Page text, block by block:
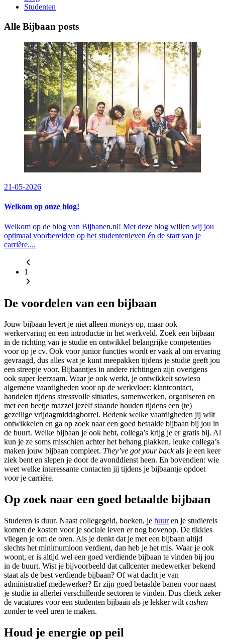
Studenten
Alle Bijbaan posts
21-05-2026
Welkom op onze blog!
Welkom op de blog van Bijbanen.nl! Met deze blog willen wij jou
optimaal voorbereiden op het studentenleven én de start van je
carrière....
1
De voordelen van een bijbaan
Jouw bijbaan levert je niet alleen moneys op, maar ook
werkervaring en een introductie in het werkveld. Zoek een bijbaan
in de richting van je studie en ontwikkel belangrijke competenties
voor op je cv. Ook voor junior functies wordt er vaak al om ervaring
gevraagd, dus alles wat je kunt meepakken tijdens je studie geeft jou
een streepje voor. Bijbaantjes in andere richtingen zijn overigens
ook super leerzaam. Waar je ook werkt, je ontwikkelt sowieso
algemene vaardigheden voor op de werkvloer: klantcontact,
handelen tijdens stressvolle situaties, samenwerken, organiseren en
met een beetje mazzel jezelf staande houden tijdens een (te)
gezellige vrijdagmiddagborrel. Bedenk welke vaardigheden jij wilt
ontwikkelen en ga op zoek naar een goed betaalde bijbaan bij jou in
de buurt. Welke bijbaan je ook hebt, collega’s krijg je er gratis bij. Al
kun je ze soms misschien achter het behang plakken, leuke collega’s
maken jouw bijbaan compleet. They’ve got your backals je een keer
ziek bent en slepen je door de avonddienst heen. En bovendien: wie
weet welke interessante contacten jij tijdens je bijbaantje opdoet
voor je carrière.
Op zoek naar een goed betaalde bijbaan
Studeren is duur. Naast collegegeld, boeken, je huuren je studiereis
komen de kosten voor je sociale leven er nog bovenop. De tikkies
vliegen je om de oren. Als je denkt dat je met een bijbaan altijd
slechts het minimumloon verdient, dan heb je het mis. Waar je ook
woont, er is altijd wel een goed verdiende bijbaan te vinden bij jou
in de buurt. Wist je bijvoorbeeld dat callcenter medewerker bekend
staat als de best verdiende bijbaan? Of wat dacht je van
administratief medewerker? Er zijn goed betaalde banen voor naast
je studie in allerlei verschillende sectoren te vinden. Dus check zeker
de vacatures voor een studenten bijbaan als je lekker wilt cashen
zonder te veel uren te maken.
Houd je energie op peil